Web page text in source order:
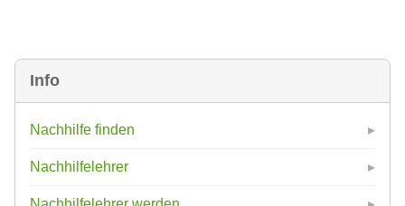
Info
Nachhilfe finden
Nachhilfelehrer